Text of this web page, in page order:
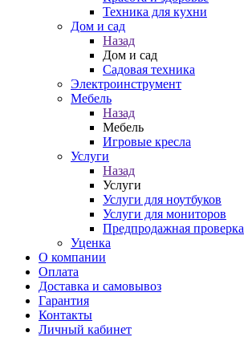
Техника для кухни
Дом и сад
Назад
Дом и сад
Садовая техника
Электроинструмент
Мебель
Назад
Мебель
Игровые кресла
Услуги
Назад
Услуги
Услуги для ноутбуков
Услуги для мониторов
Предпродажная проверка
Уценка
О компании
Оплата
Доставка и самовывоз
Гарантия
Контакты
Личный кабинет